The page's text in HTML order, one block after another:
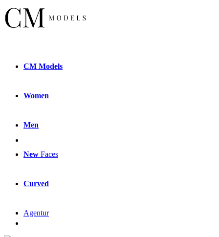
CM Models
Women
Men
New Faces
Curved
Agentur